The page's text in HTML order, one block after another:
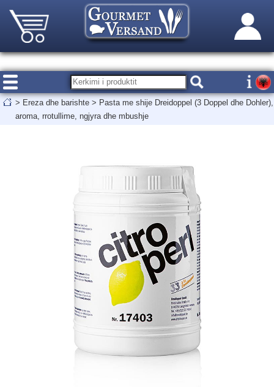
> Ereza dhe barishte > Pasta me shije Dreidoppel (3 Doppel dhe Dohler),
aroma, rrotullime, ngjyra dhe mbushje